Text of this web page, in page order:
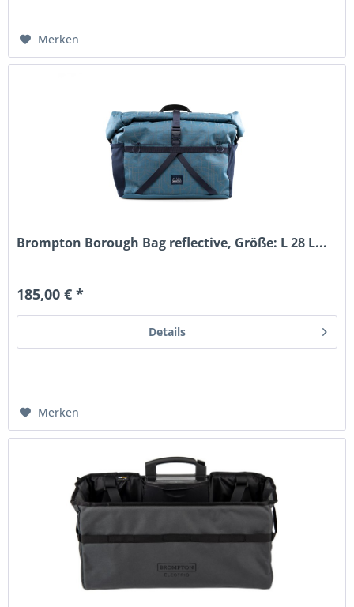
Merken
Brompton Borough Bag reflective, Größe: L 28 L...
185,00 € *
Details
Merken